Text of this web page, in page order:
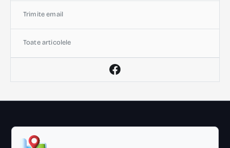
Trimite email
Toate articolele